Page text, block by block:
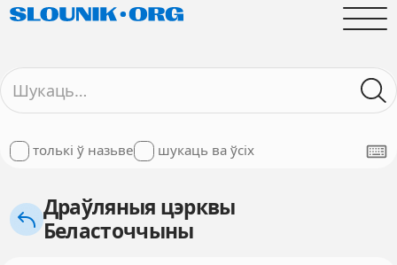
толькі ў назьве шукаць ва ўсіх
Драўляныя цэрквы
Беласточчыны